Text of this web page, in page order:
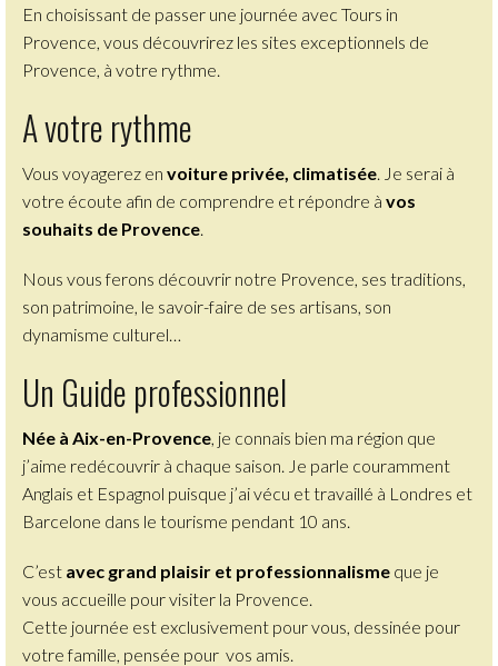
En choisissant de passer une journée avec Tours in
Provence, vous découvrirez les sites exceptionnels de
Provence, à votre rythme.
A votre rythme
Vous voyagerez en voiture privée, climatisée . Je serai à
votre écoute afin de comprendre et répondre à vos
souhaits de Provence
Nous vous ferons découvrir notre Provence, ses traditions,
son patrimoine, le savoir-faire de ses artisans, son
dynamisme culturel…
Un Guide professionnel
Née à Aix-en-Provence , je connais bien ma région que
j’aime redécouvrir à chaque saison. Je parle couramment
Anglais et Espagnol puisque j’ai vécu et travaillé à Londres et
Barcelone dans le tourisme pendant 10 ans.
C’est avec grand plaisir et professionnalisme que je
vous accueille pour visiter la Provence.
Cette journée est exclusivement pour vous, dessinée pour
votre famille, pensée pour vos amis.